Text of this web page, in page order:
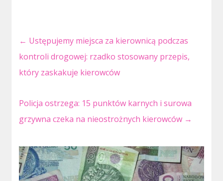
← Ustępujemy miejsca za kierownicą podczas
kontroli drogowej: rzadko stosowany przepis,
który zaskakuje kierowców
Policja ostrzega: 15 punktów karnych i surowa
grzywna czeka na nieostrożnych kierowców →